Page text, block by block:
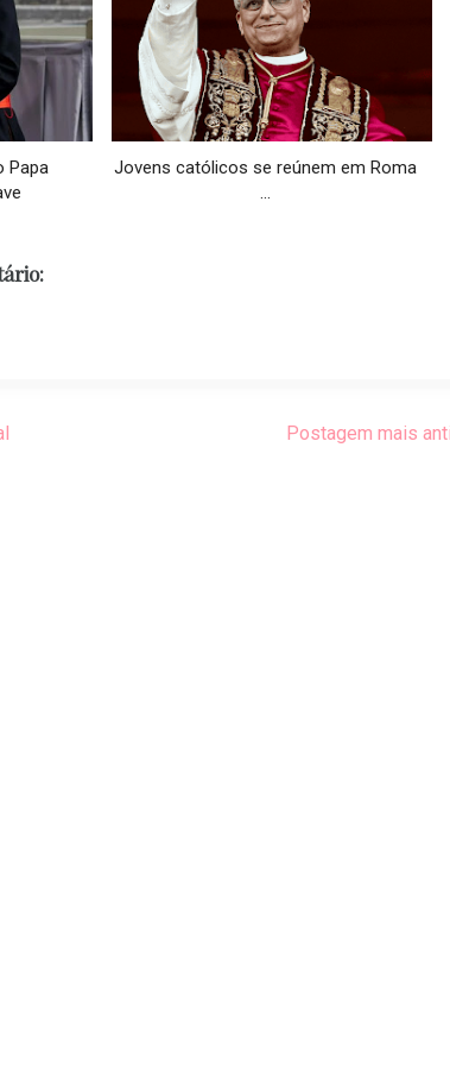
Papa
Jovens católicos se reúnem em Roma
...
Postagem mais